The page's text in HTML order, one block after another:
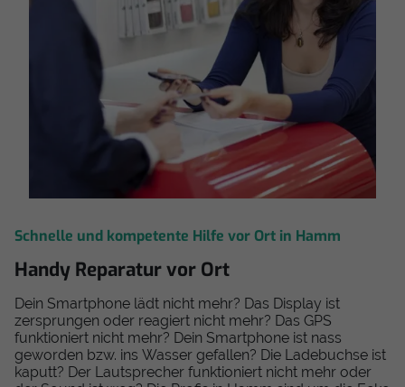
Schnelle und kompetente Hilfe vor Ort in Hamm
Handy Reparatur vor Ort
Dein Smartphone lädt nicht mehr? Das Display ist
zersprungen oder reagiert nicht mehr? Das GPS
funktioniert nicht mehr? Dein Smartphone ist nass
geworden bzw. ins Wasser gefallen? Die Ladebuchse ist
kaputt? Der Lautsprecher funktioniert nicht mehr oder